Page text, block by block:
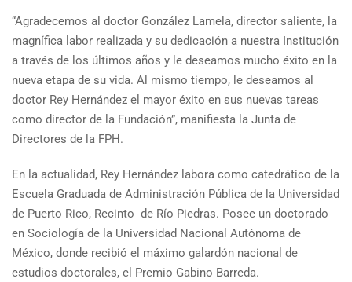
“Agradecemos al doctor González Lamela, director saliente, la
magnífica labor realizada y su dedicación a nuestra Institución
a través de los últimos años y le deseamos mucho éxito en la
nueva etapa de su vida. Al mismo tiempo, le deseamos al
doctor Rey Hernández el mayor éxito en sus nuevas tareas
como director de la Fundación”, manifiesta la Junta de
Directores de la FPH.
En la actualidad, Rey Hernández labora como catedrático de la
Escuela Graduada de Administración Pública de la Universidad
de Puerto Rico, Recinto de Río Piedras. Posee un doctorado
en Sociología de la Universidad Nacional Autónoma de
México, donde recibió el máximo galardón nacional de
estudios doctorales, el Premio Gabino Barreda.